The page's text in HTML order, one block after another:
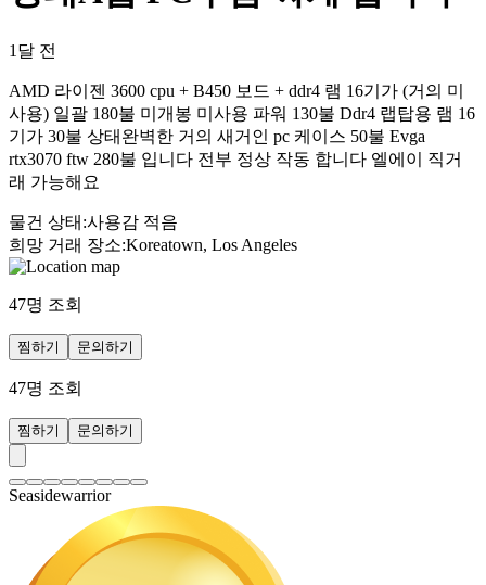
1달 전
AMD 라이젠 3600 cpu + B450 보드 + ddr4 램 16기가 (거의 미
사용) 일괄 180불 미개봉 미사용 파워 130불 Ddr4 랩탑용 램 16
기가 30불 상태완벽한 거의 새거인 pc 케이스 50불 Evga
rtx3070 ftw 280불 입니다 전부 정상 작동 합니다 엘에이 직거
래 가능해요
물건 상태 :사용감 적음
희망 거래 장소:Koreatown, Los Angeles
47명 조회
찜하기 문의하기
47명 조회
찜하기 문의하기
Seasidewarrior